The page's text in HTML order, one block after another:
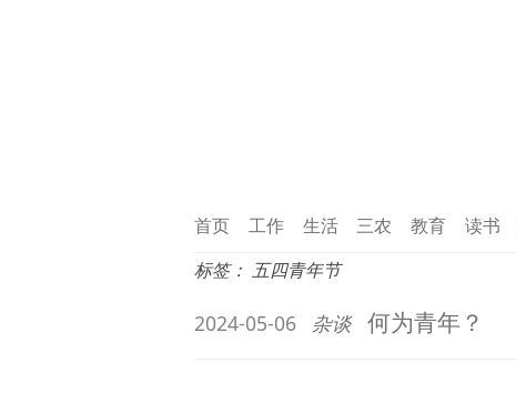
首页 工作 生活 三农 教育 读书
标签： 五四青年节
2024-05-06 杂谈 何为青年？